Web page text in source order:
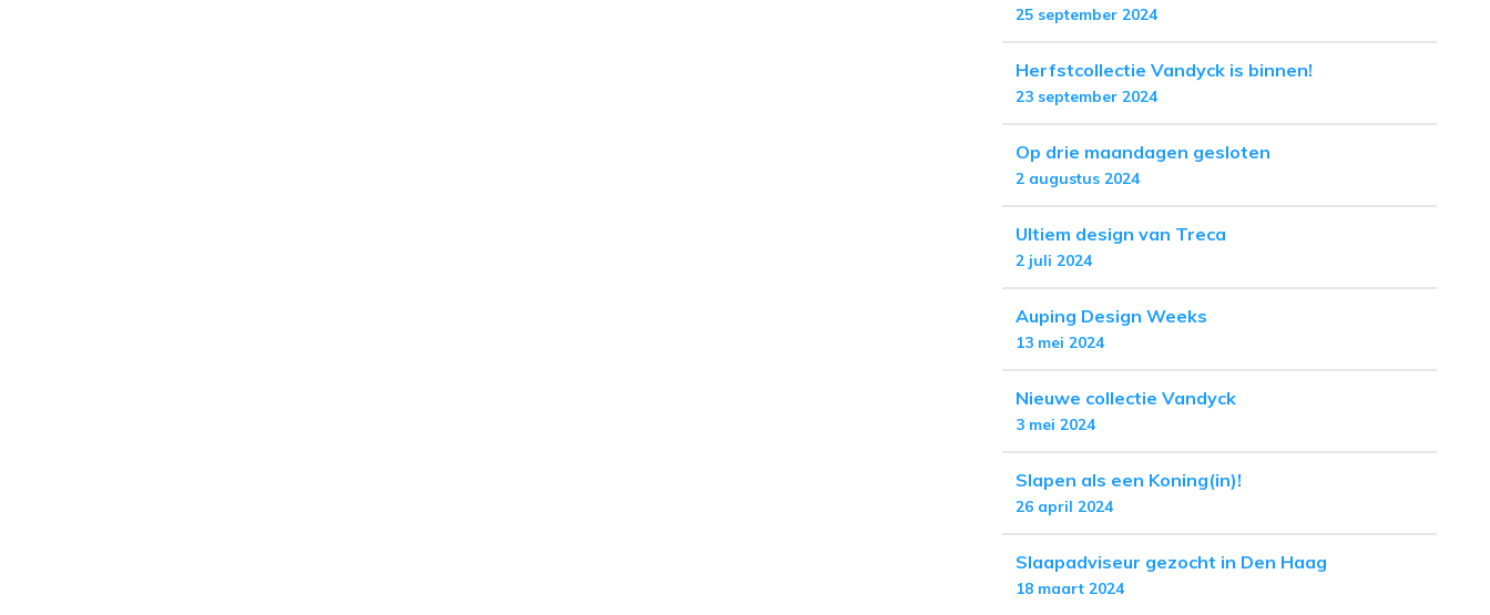
25 september 2024
Herfstcollectie Vandyck is binnen!
23 september 2024
Op drie maandagen gesloten
2 augustus 2024
Ultiem design van Treca
2 juli 2024
Auping Design Weeks
13 mei 2024
Nieuwe collectie Vandyck
3 mei 2024
Slapen als een Koning(in)!
26 april 2024
Slaapadviseur gezocht in Den Haag
18 maart 2024